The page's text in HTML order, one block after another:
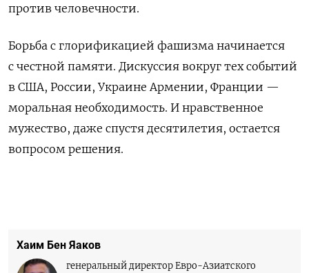
против человечности.
Борьба с глорификацией фашизма начинается
с честной памяти. Дискуссия вокруг тех событий
в США, России, Украине Армении, Франции —
моральная необходимость. И нравственное
мужество, даже спустя десятилетия, остается
вопросом решения.
Хаим Бен Яаков
генеральный директор Евро-Азиатского